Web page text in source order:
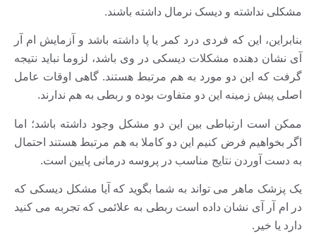
مشکلی نداشته و دیسک نرمال داشته باشند.
بنابراین، این که فردی درد کمر یا پا داشته باشد و آزمایش ام آر
آی نشان دهنده مشکلات دیسکی در وی باشد، لزوما نباید نتیجه
گرفت که این دو مورد به هم مرتبط هستند. گاهی اوقات عامل
اصلی پیش زمینه این دو متفاوت بوده و ربطی به هم ندارند.
ممکن است ارتباطی بین این دو مشکل وجود داشته باشد؛ اما
اگر بخواهیم فرض کنیم این دو کاملا به هم مرتبط هستند احتمال
به دست آوردن نتایج مناسب در پروسه درمانی پایین است.
یک پزشک ماهر می تواند به شما بگوید که آیا مشکل دیسکی که
در ام آر آی نشان داده است ربطی به علائمی که تجربه می کنید
دارد یا خیر.